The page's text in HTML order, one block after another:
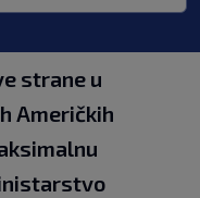
strane u
Američkih